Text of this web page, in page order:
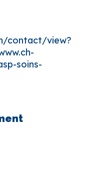
contact/view?
soins-